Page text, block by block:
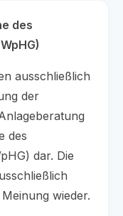
des
ausschließlich
der
des
dar. Die
wieder.